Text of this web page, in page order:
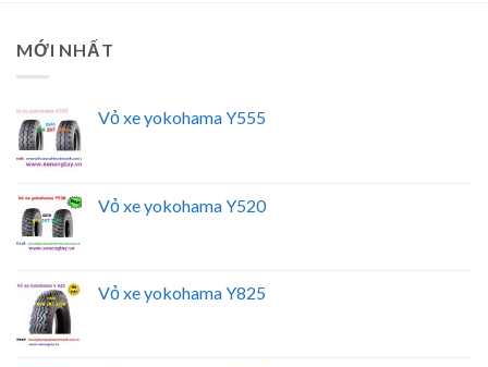
MỚI NHẤT
Vỏ xe yokohama Y555
Vỏ xe yokohama Y520
Vỏ xe yokohama Y825